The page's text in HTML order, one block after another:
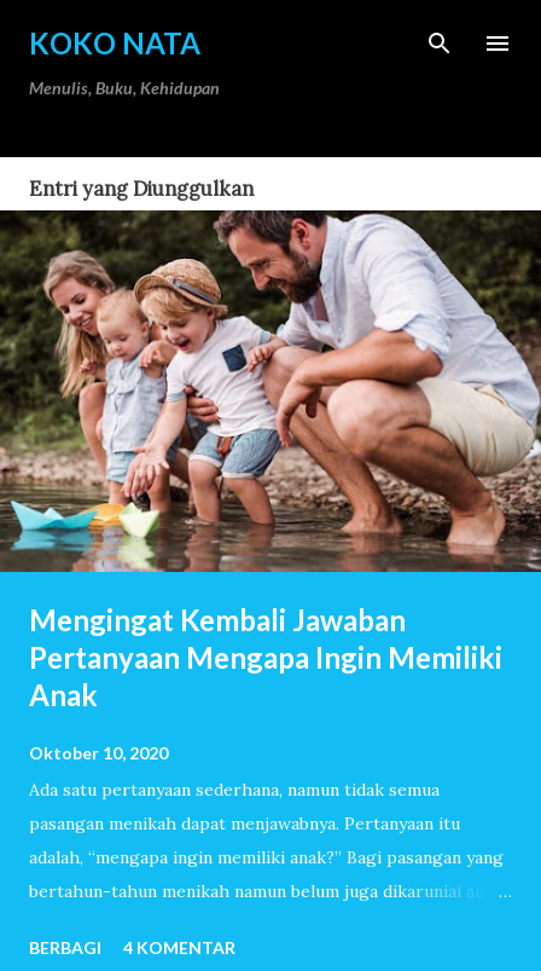
Langsung ke konten utama
KOKO NATA
Menulis, Buku, Kehidupan
Entri yang Diunggulkan
Mengingat Kembali Jawaban
Pertanyaan Mengapa Ingin Memiliki
Anak
Oktober 10, 2020
Ada satu pertanyaan sederhana, namun tidak semua
pasangan menikah dapat menjawabnya. Pertanyaan itu
adalah, “mengapa ingin memiliki anak?” Bagi pasangan yang
bertahun-tahun menikah namun belum juga dikaruniai anak,
melewati ribuan hari tanpa tangis bayi, tiada canda tawa
BERBAGI 4 KOMENTAR